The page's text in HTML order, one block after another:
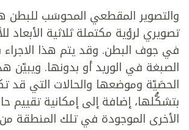
والتصوير المقطعي المحوسَب للبطن
تصويري لرؤية مكتملة ثلاثية الأبعاد
في جوف البطن. وقد يتم هذا الاجراء
الصبغة في الوريد أو بدونها. ويبيّن
الحصَيّة وموضعها والحالات التي قد
بتشكُّلها، إضافة إلى إمكانية تقييم
الأخرى الموجودة في تلك المنطقة